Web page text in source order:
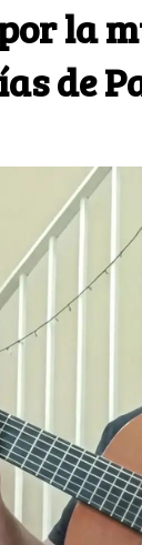
la
de